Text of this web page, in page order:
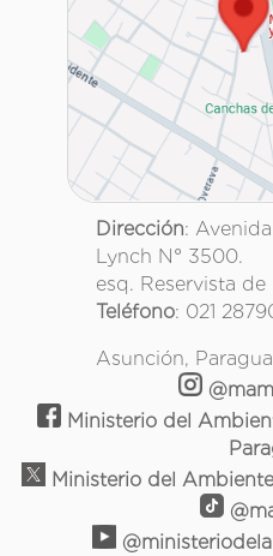
Dirección:
Lynch N° 3500.
esq. Reservista
Teléfono: 021
Asunción,
Ministerio del
Ministerio del